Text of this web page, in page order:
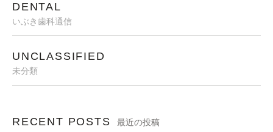
DENTAL
いぶき歯科通信
UNCLASSIFIED
未分類
RECENT POSTS 最近の投稿